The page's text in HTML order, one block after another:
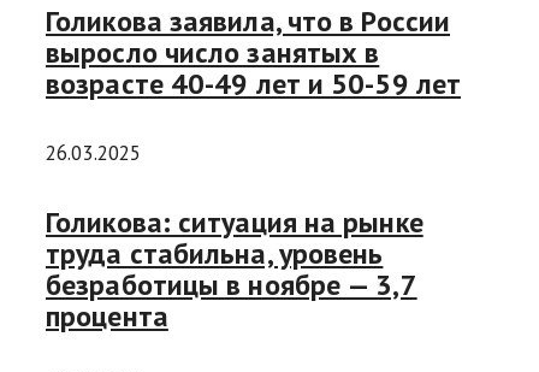
Голикова заявила, что в России
выросло число занятых в
возрасте 40-49 лет и 50-59 лет
26.03.2025
Голикова: ситуация на рынке
труда стабильна, уровень
безработицы в ноябре — 3,7
процента